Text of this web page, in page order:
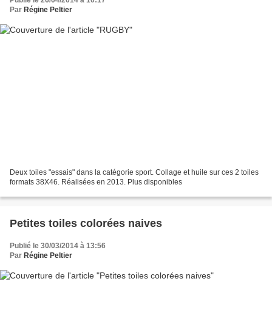
Par Régine Peltier
Deux toiles "essais" dans la catégorie sport. Collage et huile sur ces 2 toiles
formats 38X46. Réalisées en 2013. Plus disponibles
Petites toiles colorées naives
Publié le 30/03/2014 à 13:56
Par Régine Peltier